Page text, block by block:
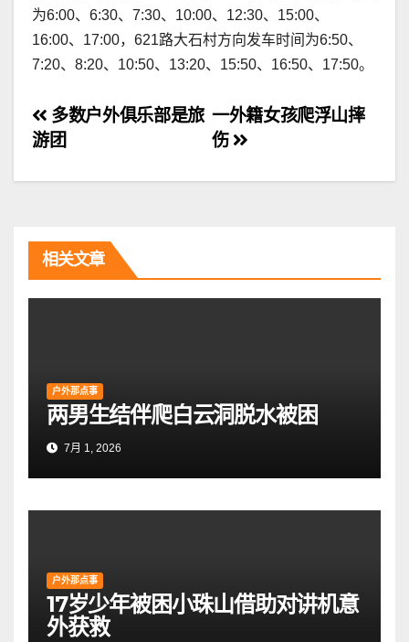
为6:00、6:30、7:30、10:00、12:30、15:00、
16:00、17:00，621路大石村方向发车时间为6:50、
7:20、8:20、10:50、13:20、15:50、16:50、17:50。
文
章
航
一外籍女孩爬浮山摔
伤
多数户外俱乐部是旅
游团
相关文章
户外那点事
两男生结伴爬白云洞脱水被困
7月 1, 2026
户外那点事
17岁少年被困小珠山借助对讲机意
外获救